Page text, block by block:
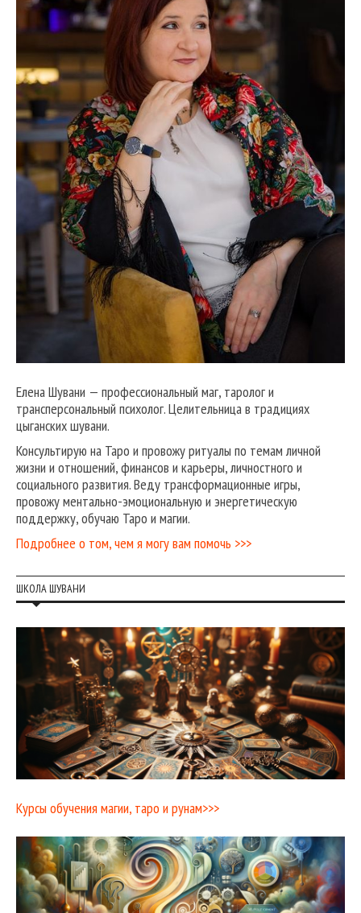
Елена Шувани — профессиональный маг, таролог и
трансперсональный психолог. Целительница в традициях
цыганских шувани.
Консультирую на Таро и провожу ритуалы по темам личной
жизни и отношений, финансов и карьеры, личностного и
социального развития. Веду трансформационные игры,
провожу ментально-эмоциональную и энергетическую
поддержку, обучаю Таро и магии.
Подробнее о том, чем я могу вам помочь >>>
ШКОЛА ШУВАНИ
Курсы обучения магии, таро и рунам>>>